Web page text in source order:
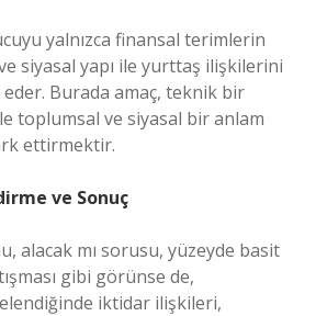
yalnızca finansal terimlerin
siyasal yapı ile yurttaş ilişkilerini
Burada amaç, teknik bir
toplumsal ve siyasal bir anlam
ettirmektir.
ve Sonuç
alacak mı sorusu, yüzeyde basit
gibi görünse de,
iktidar ilişkileri,